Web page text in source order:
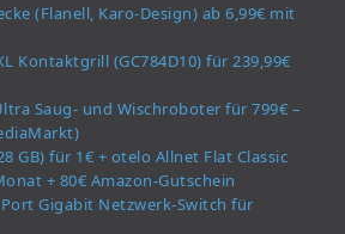
(Flanell, Karo-Design) ab 6,99€ mit
Kontaktgrill (GC784D10) für 239,99€
Saug- und Wischroboter für 799€ –
GB) für 1€ + otelo Allnet Flat Classic
+ 80€ Amazon-Gutschein
Port Gigabit Netzwerk-Switch für